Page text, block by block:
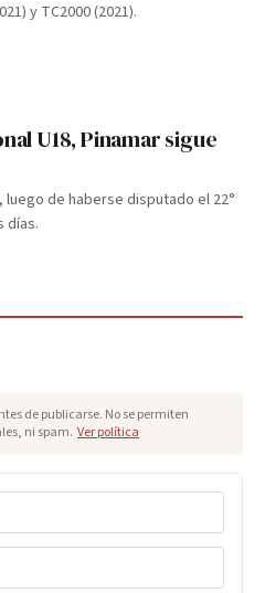
y TC2000 (2021).
U18, Pinamar sigue
de haberse disputado el 22°
días.
de publicarse. No se permiten
ni spam. Ver política